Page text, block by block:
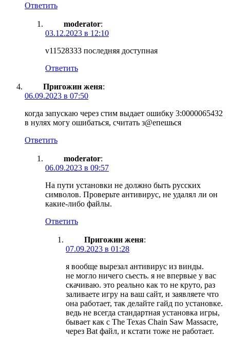
Ответить
moderator:
03.12.2023 в 12:10
v11528333 последняя доступная
Ответить
Пригожин женя:
06.09.2023 в 07:50
когда запускаю через стим выдает ошибку 3:0000065432
в нулях могу ошибаться, считать з@епешься
Ответить
moderator:
06.09.2023 в 09:57
На пути установки не должно быть русских
символов. Проверьте антивирус, не удалял ли он
какие-либо файлы.
Ответить
Пригожин женя:
07.09.2023 в 01:28
я вообще вырезал антивирус из винды.
не могло ничего сьесть. я не впервые у вас
скачиваю. это реально как то не круто, раз
заливаете игру на ваш сайт, и заявляете что
она работает, так делайте гайд по установке.
ведь не всегда стандартная установка игры,
бывает как с The Texas Chain Saw Massacre,
через Bat файл, и кстати тоже не работает.